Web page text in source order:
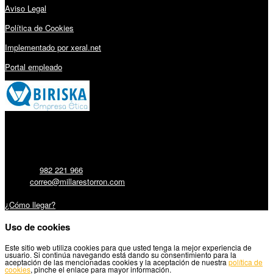
Aviso Legal
Política de Cookies
Implementado por xeral.net
Portal empleado
982 221 966
correo@millarestorron.com
¿Cómo llegar?
Uso de cookies
Este sitio web utiliza cookies para que usted tenga la mejor experiencia de
usuario. Si continúa navegando está dando su consentimiento para la
aceptación de las mencionadas cookies y la aceptación de nuestra política de
cookies, pinche el enlace para mayor información.